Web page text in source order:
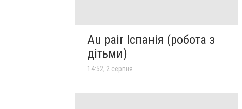
Au pair Іспанія (робота з
дітьми)
14:52, 2 серпня